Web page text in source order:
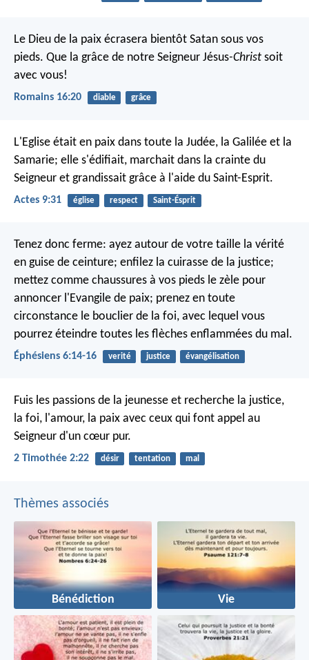
Le Dieu de la paix écrasera bientôt Satan sous vos
pieds. Que la grâce de notre Seigneur Jésus-Christ soit
avec vous!
Romains 16:20 diable grâce
L'Eglise était en paix dans toute la Judée, la Galilée et la
Samarie; elle s'édifiait, marchait dans la crainte du
Seigneur et grandissait grâce à l'aide du Saint-Esprit.
Actes 9:31 église respect Saint-Ésprit
Tenez donc ferme: ayez autour de votre taille la vérité
en guise de ceinture; enfilez la cuirasse de la justice;
mettez comme chaussures à vos pieds le zèle pour
annoncer l'Evangile de paix; prenez en toute
circonstance le bouclier de la foi, avec lequel vous
pourrez éteindre toutes les flèches enflammées du mal.
Éphésiens 6:14-16 verité justice évangélisation
Fuis les passions de la jeunesse et recherche la justice,
la foi, l'amour, la paix avec ceux qui font appel au
Seigneur d'un cœur pur.
2 Timothée 2:22 désir tentation mal
Thèmes associés
Bénédiction Vie